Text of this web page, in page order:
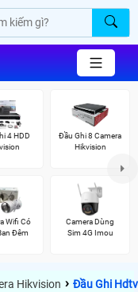
4 HDD
Đầu Ghi 8 Camera
Hikvision
Wifi Có
Đêm
Camera Dùng
Sim 4G Imou
Hikvision › Đầu Ghi